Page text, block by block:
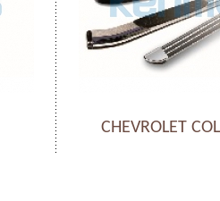
CHEVROLET